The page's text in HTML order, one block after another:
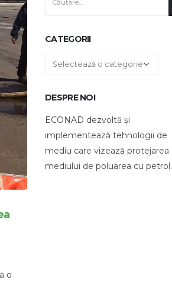
o
CATEGORII
Categorii
DESPRE NOI
ECONAD dezvoltă și
implementează tehnologii de
mediu care vizează protejarea
mediului de poluarea cu petrol.